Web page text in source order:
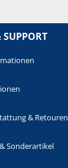
SUPPORT
& Retouren
Sonderartikel